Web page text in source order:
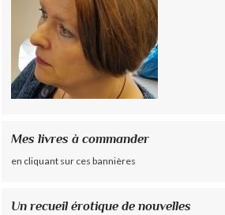
Mes livres à commander
en cliquant sur ces bannières
Un recueil érotique de nouvelles